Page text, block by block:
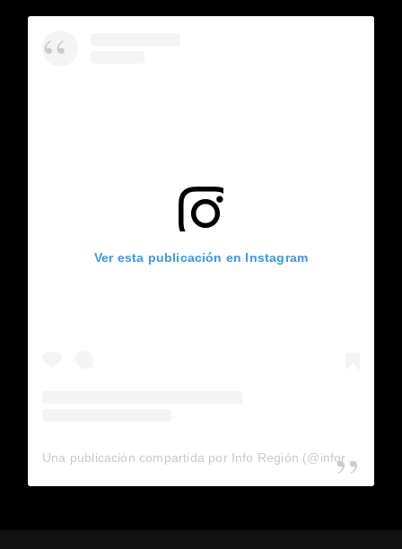
Ver esta publicación en Instagram